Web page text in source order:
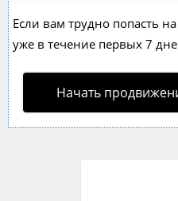
Если вам трудно попасть
уже в течение первых 7
Начать